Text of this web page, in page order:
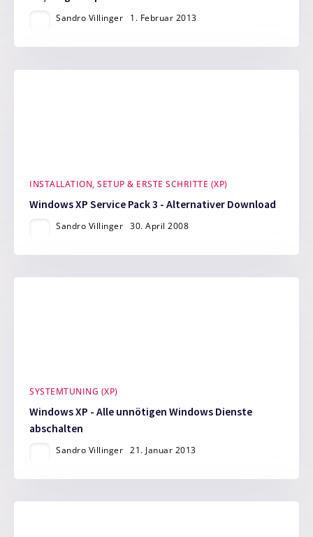
Sandro Villinger 1. Februar 2013
INSTALLATION, SETUP & ERSTE SCHRITTE (XP)
Windows XP Service Pack 3 - Alternativer Download
Sandro Villinger 30. April 2008
SYSTEMTUNING (XP)
Windows XP - Alle unnötigen Windows Dienste
abschalten
Sandro Villinger 21. Januar 2013